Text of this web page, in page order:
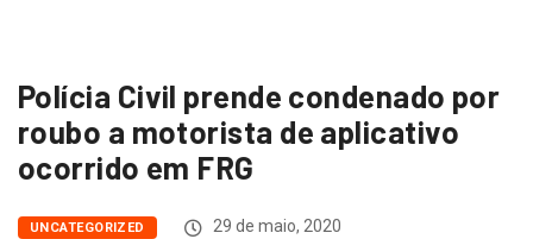
Polícia Civil prende condenado por
roubo a motorista de aplicativo
ocorrido em FRG
UNCATEGORIZED
29 de maio, 2020